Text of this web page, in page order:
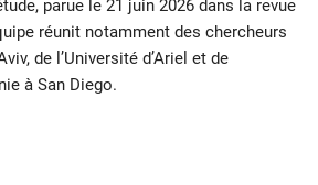
parue le 21 juin 2026 dans la revue
réunit notamment des chercheurs
de l’Université d’Ariel et de
à San Diego.